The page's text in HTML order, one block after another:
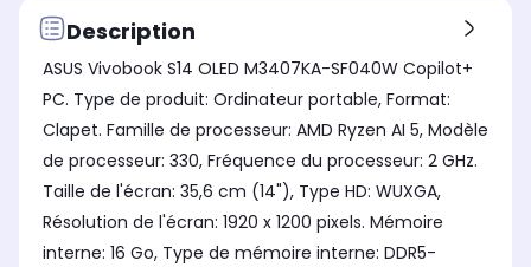
fourni
Type de charnière
Standard
-
Type de charnière
Standard
-
-
Description
ASUS Vivobook S14 OLED M3407KA-SF040W Copilot+
PC. Type de produit: Ordinateur portable, Format:
Clapet. Famille de processeur: AMD Ryzen AI 5, Modèle
de processeur: 330, Fréquence du processeur: 2 GHz.
Taille de l'écran: 35,6 cm (14"), Type HD: WUXGA,
Résolution de l'écran: 1920 x 1200 pixels. Mémoire
interne: 16 Go, Type de mémoire interne: DDR5-